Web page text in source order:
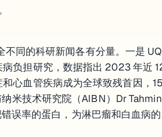
不同的科研新闻各有分量。一是
负担研究，数据指出 2023 年近
心血管疾病成为全球致残首因，
米技术研究院（AIBN）Dr
误率的蛋白，为淋巴瘤和白血病